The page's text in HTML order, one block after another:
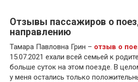
Отзывы пассажиров о
направлению
Тамара Павловна Грин – отзыв о
15.07.2021 ехали всей семьей к
больше суток на этом поезде. В
у меня остались только